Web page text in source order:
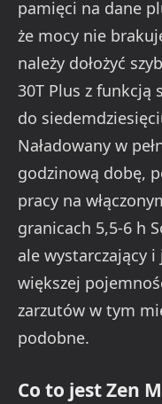
pamięci na dane
że mocy nie
należy dołożyć
30T Plus z funkcją
do
Naładowany w
godzinową dobę,
pracy na
granicach 5,5-6 h
ale wystarczający i
większej
zarzutów w tym
podobne.
Co to jest Zen